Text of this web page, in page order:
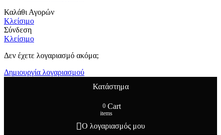
Καλάθι Αγορών
Κλείσιμο
Σύνδεση
Κλείσιμο
Δεν έχετε λογαριασμό ακόμα;
Δημιουργία λογαριασμού
Κατάστημα
0
items
Cart
Ο λογαριασμός μου